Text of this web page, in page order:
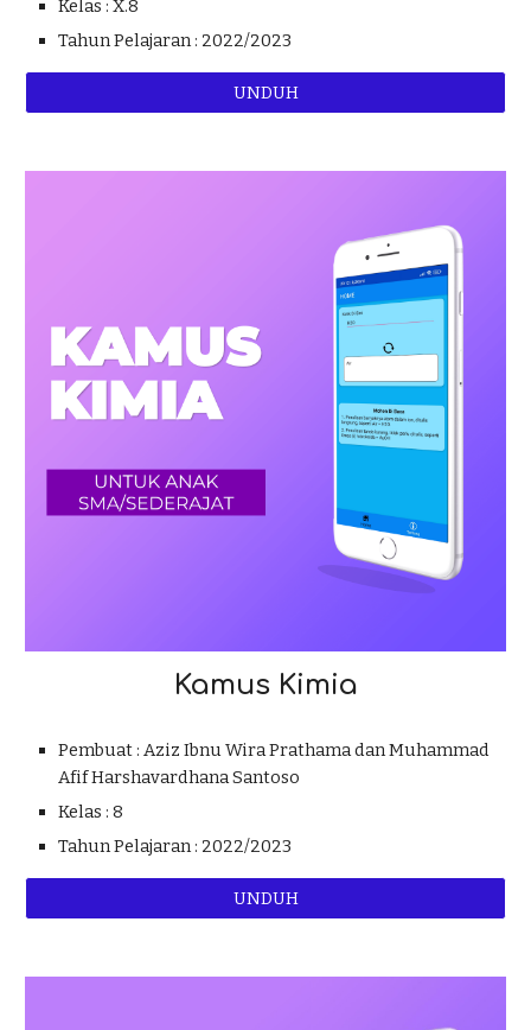
Kelas : X.8
Tahun Pelajaran : 2022/2023
UNDUH
Kamus Kimia
Pembuat : Aziz Ibnu Wira Prathama dan Muhammad
Afif Harshavardhana Santoso
Kelas : 8
Tahun Pelajaran : 2022/2023
UNDUH